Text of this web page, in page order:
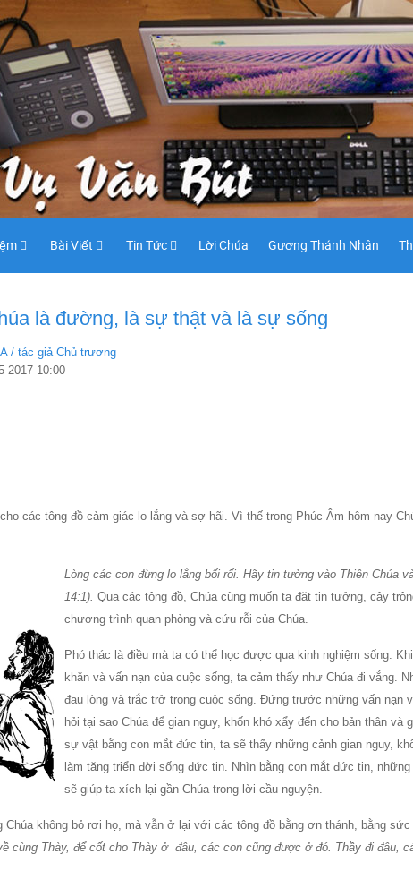
Bài Viết Tin Tức Lời Chúa Gương Thánh Nhân
là đường, là sự thật và là sự sống
/ tác giả Chủ trương
2017 10:00
các tông đồ cảm giác lo lắng và sợ hãi. Vì thế trong Phúc Âm hôm nay
Lòng các con đừng lo lắng bối rối. Hãy tin tưởng vào Thiên Chúa
14:1). Qua các tông đồ, Chúa cũng muốn ta đặt tin tưởng, cậy
chương trình quan phòng và cứu rỗi của Chúa.
Phó thác là điều mà ta có thể học được qua kinh nghiệm sống.
khăn và vấn nạn của cuộc sống, ta cảm thấy như Chúa đi vắng.
đau lòng và trắc trở trong cuộc sống. Ðứng trước những vấn nạn
hỏi tại sao Chúa để gian nguy, khốn khó xẩy đến cho bản thân và
sự vật bằng con mắt đức tin, ta sẽ thấy những cảnh gian nguy,
làm tăng triển đời sống đức tin. Nhìn bằng con mắt đức tin,
sẽ giúp ta xích lại gần Chúa trong lời cầu nguyện.
không bỏ rơi họ, mà vẫn ở lại với các tông đồ bằng ơn thánh, bằng sức
cùng Thày, để cốt cho Thày ở đâu, các con cũng được ở đó. Thầy đi đâu,